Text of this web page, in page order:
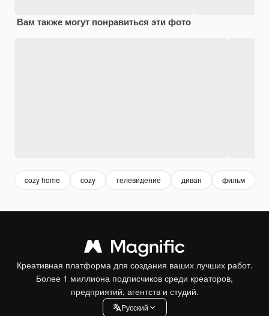
Вам также могут понравиться эти фото
cozy home cozy телевидение диван фильм
Креативная платформа для создания ваших лучших работ.
Более 1 миллиона подписчиков среди креаторов,
предприятий, агентств и студий.
Pусский